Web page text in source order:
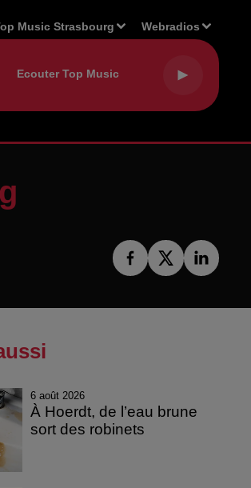
Music Strasbourg Webradios
6 août 2026
À Hoerdt, de l’eau brune
sort des robinets